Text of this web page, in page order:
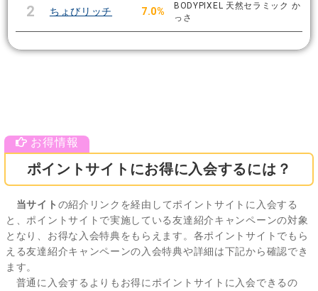
2 ちょびリッチ 7.0%
BODYPIXEL 天然セラミック か
っさ
ポイントサイトにお得に入会するには？
当サイト の紹介リンクを経由してポイントサイトに入会する
と、ポイントサイトで実施している友達紹介キャンペーンの対象
となり、お得な入会特典をもらえます。各ポイントサイトでもら
える友達紹介キャンペーンの入会特典や詳細は下記から確認でき
ます。
普通に入会するよりもお得にポイントサイトに入会できるの